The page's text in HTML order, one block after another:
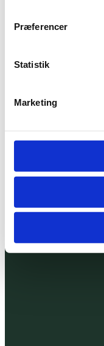
Præferencer
Statistik
Marketing